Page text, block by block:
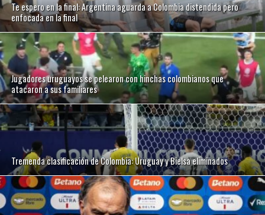
Te espero en la final: Argentina aguarda a Colombia distendida pero
enfocada en la final
Jugadores uruguayos se pelearon con hinchas colombianos que
atacaron a sus familiares
Tremenda clasificación de Colombia: Uruguay y Bielsa eliminados